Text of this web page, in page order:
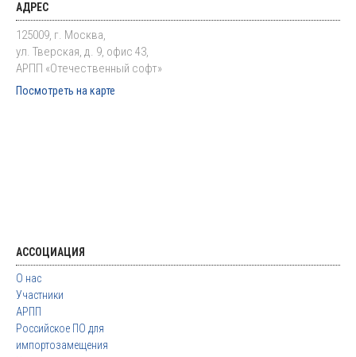
АДРЕС
125009, г. Москва,
ул. Тверская, д. 9, офис 43,
АРПП «Отечественный софт»
Посмотреть на карте
АССОЦИАЦИЯ
О нас
Участники
АРПП
Российское ПО для
импортозамещения